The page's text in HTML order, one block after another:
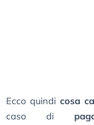
Ecco quindi cosa
caso di